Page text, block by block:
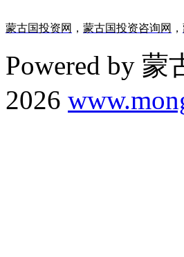
蒙古国投资网 ， 蒙古国投资咨询网 ，
Powered by
2026